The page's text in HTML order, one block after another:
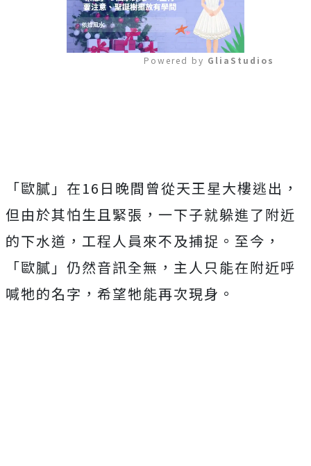
Powered by GliaStudios
「歐膩」在16日晚間曾從天王星大樓逃出，
但由於其怕生且緊張，一下子就躲進了附近
的下水道，工程人員來不及捕捉。至今，
「歐膩」仍然音訊全無，主人只能在附近呼
喊牠的名字，希望牠能再次現身。